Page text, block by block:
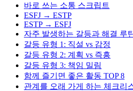
바로 쓰는 소통 스크립트
ESFJ → ESTP
ESTP → ESFJ
자주 발생하는 갈등과 해결 루
갈등 유형 1: 직설 vs 감정
갈등 유형 2: 계획 vs 즉흥
갈등 유형 3: 책임 밀림
함께 즐기면 좋은 활동 TOP 8
관계를 오래 가게 하는 체크리